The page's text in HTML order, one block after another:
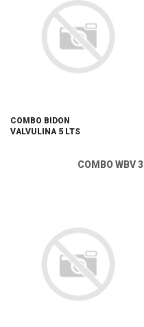
COMBO BIDON
VALVULINA 5 LTS
COMBO WBV 3